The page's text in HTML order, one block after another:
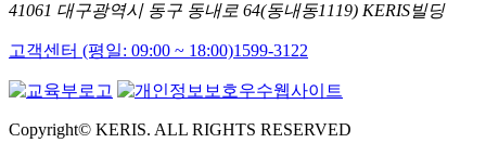
41061 대구광역시 동구 동내로 64(동내동1119) KERIS빌딩
고객센터 (평일: 09:00 ~ 18:00)1599-3122
Copyright© KERIS. ALL RIGHTS RESERVED